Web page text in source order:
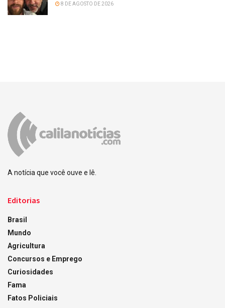
8 DE AGOSTO DE 2026
A notícia que você ouve e lê.
Editorias
Brasil
Mundo
Agricultura
Concursos e Emprego
Curiosidades
Fama
Fatos Policiais